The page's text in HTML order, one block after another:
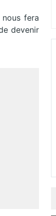
fera
devenir